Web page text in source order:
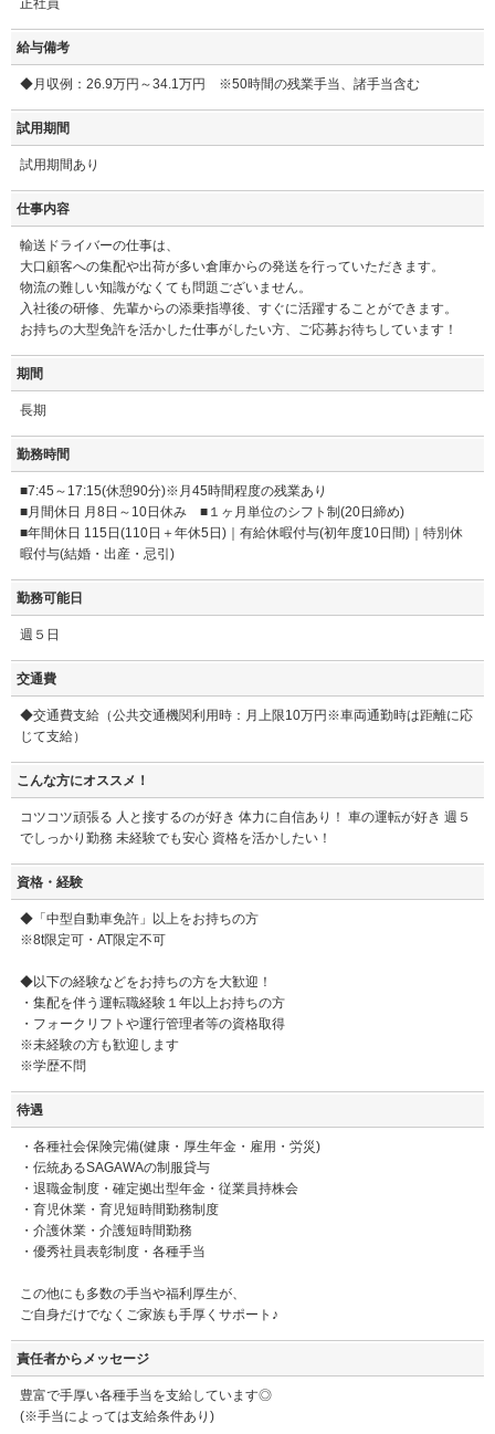
正社員
給与備考
◆月収例：26.9万円～34.1万円 ※50時間の残業手当、諸手当含む
試用期間
試用期間あり
仕事内容
輸送ドライバーの仕事は、
大口顧客への集配や出荷が多い倉庫からの発送を行っていただきます。
物流の難しい知識がなくても問題ございません。
入社後の研修、先輩からの添乗指導後、すぐに活躍することができます。
お持ちの大型免許を活かした仕事がしたい方、ご応募お待ちしています！
期間
長期
勤務時間
■7:45～17:15(休憩90分)※月45時間程度の残業あり
■月間休日 月8日～10日休み ■１ヶ月単位のシフト制(20日締め)
■年間休日 115日(110日＋年休5日)｜有給休暇付与(初年度10日間)｜特別休
暇付与(結婚・出産・忌引)
勤務可能日
週５日
交通費
◆交通費支給（公共交通機関利用時：月上限10万円※車両通勤時は距離に応
じて支給）
こんな方にオススメ！
コツコツ頑張る 人と接するのが好き 体力に自信あり！ 車の運転が好き 週５
でしっかり勤務 未経験でも安心 資格を活かしたい！
資格・経験
◆「中型自動車免許」以上をお持ちの方
※8t限定可・AT限定不可
◆以下の経験などをお持ちの方を大歓迎！
・集配を伴う運転職経験１年以上お持ちの方
・フォークリフトや運行管理者等の資格取得
※未経験の方も歓迎します
※学歴不問
待遇
・各種社会保険完備(健康・厚生年金・雇用・労災)
・伝統あるSAGAWAの制服貸与
・退職金制度・確定拠出型年金・従業員持株会
・育児休業・育児短時間勤務制度
・介護休業・介護短時間勤務
・優秀社員表彰制度・各種手当
この他にも多数の手当や福利厚生が、
ご自身だけでなくご家族も手厚くサポート♪
責任者からメッセージ
豊富で手厚い各種手当を支給しています◎
(※手当によっては支給条件あり)